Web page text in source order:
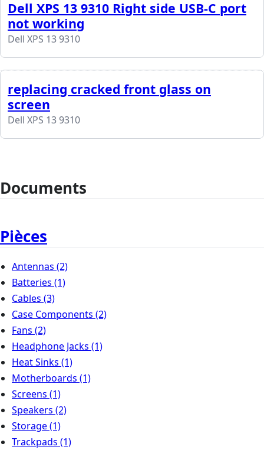
Dell XPS 13 9310 Right side USB-C port
not working
Dell XPS 13 9310
replacing cracked front glass on
screen
Dell XPS 13 9310
Documents
Pièces
Antennas (2)
Batteries (1)
Cables (3)
Case Components (2)
Fans (2)
Headphone Jacks (1)
Heat Sinks (1)
Motherboards (1)
Screens (1)
Speakers (2)
Storage(1)
Trackpads (1)